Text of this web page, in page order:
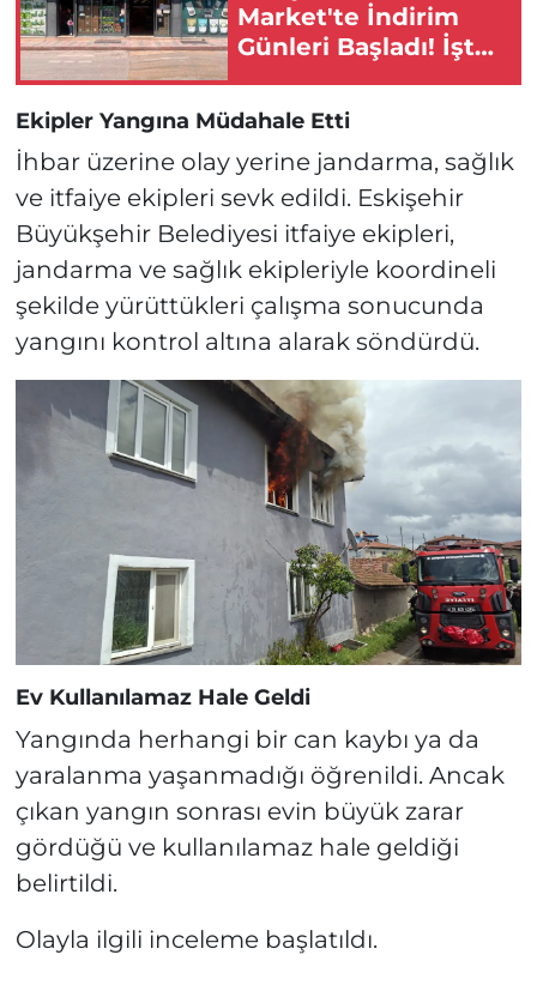
Market'te İndirim
Günleri Başladı! İşte
Ekipler Yangına Müdahale Etti
İhbar üzerine olay yerine jandarma, sağlık
ve itfaiye ekipleri sevk edildi. Eskişehir
Büyükşehir Belediyesi itfaiye ekipleri,
jandarma ve sağlık ekipleriyle koordineli
şekilde yürüttükleri çalışma sonucunda
yangını kontrol altına alarak söndürdü.
Ev Kullanılamaz Hale Geldi
Yangında herhangi bir can kaybı ya da
yaralanma yaşanmadığı öğrenildi. Ancak
çıkan yangın sonrası evin büyük zarar
gördüğü ve kullanılamaz hale geldiği
belirtildi.
Olayla ilgili inceleme başlatıldı.